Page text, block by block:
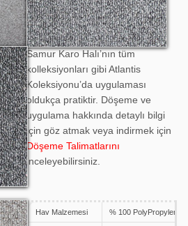
Samur Karo Halı’nın tüm
kolleksiyonları gibi Atlantis
Koleksiyonu’da uygulaması
oldukça pratiktir. Döşeme ve
uygulama hakkında detaylı bilgi
için göz atmak veya indirmek için
Döşeme Talimatlarını
inceleyebilirsiniz.
Hav Malzemesi % 100 PolyPropylene